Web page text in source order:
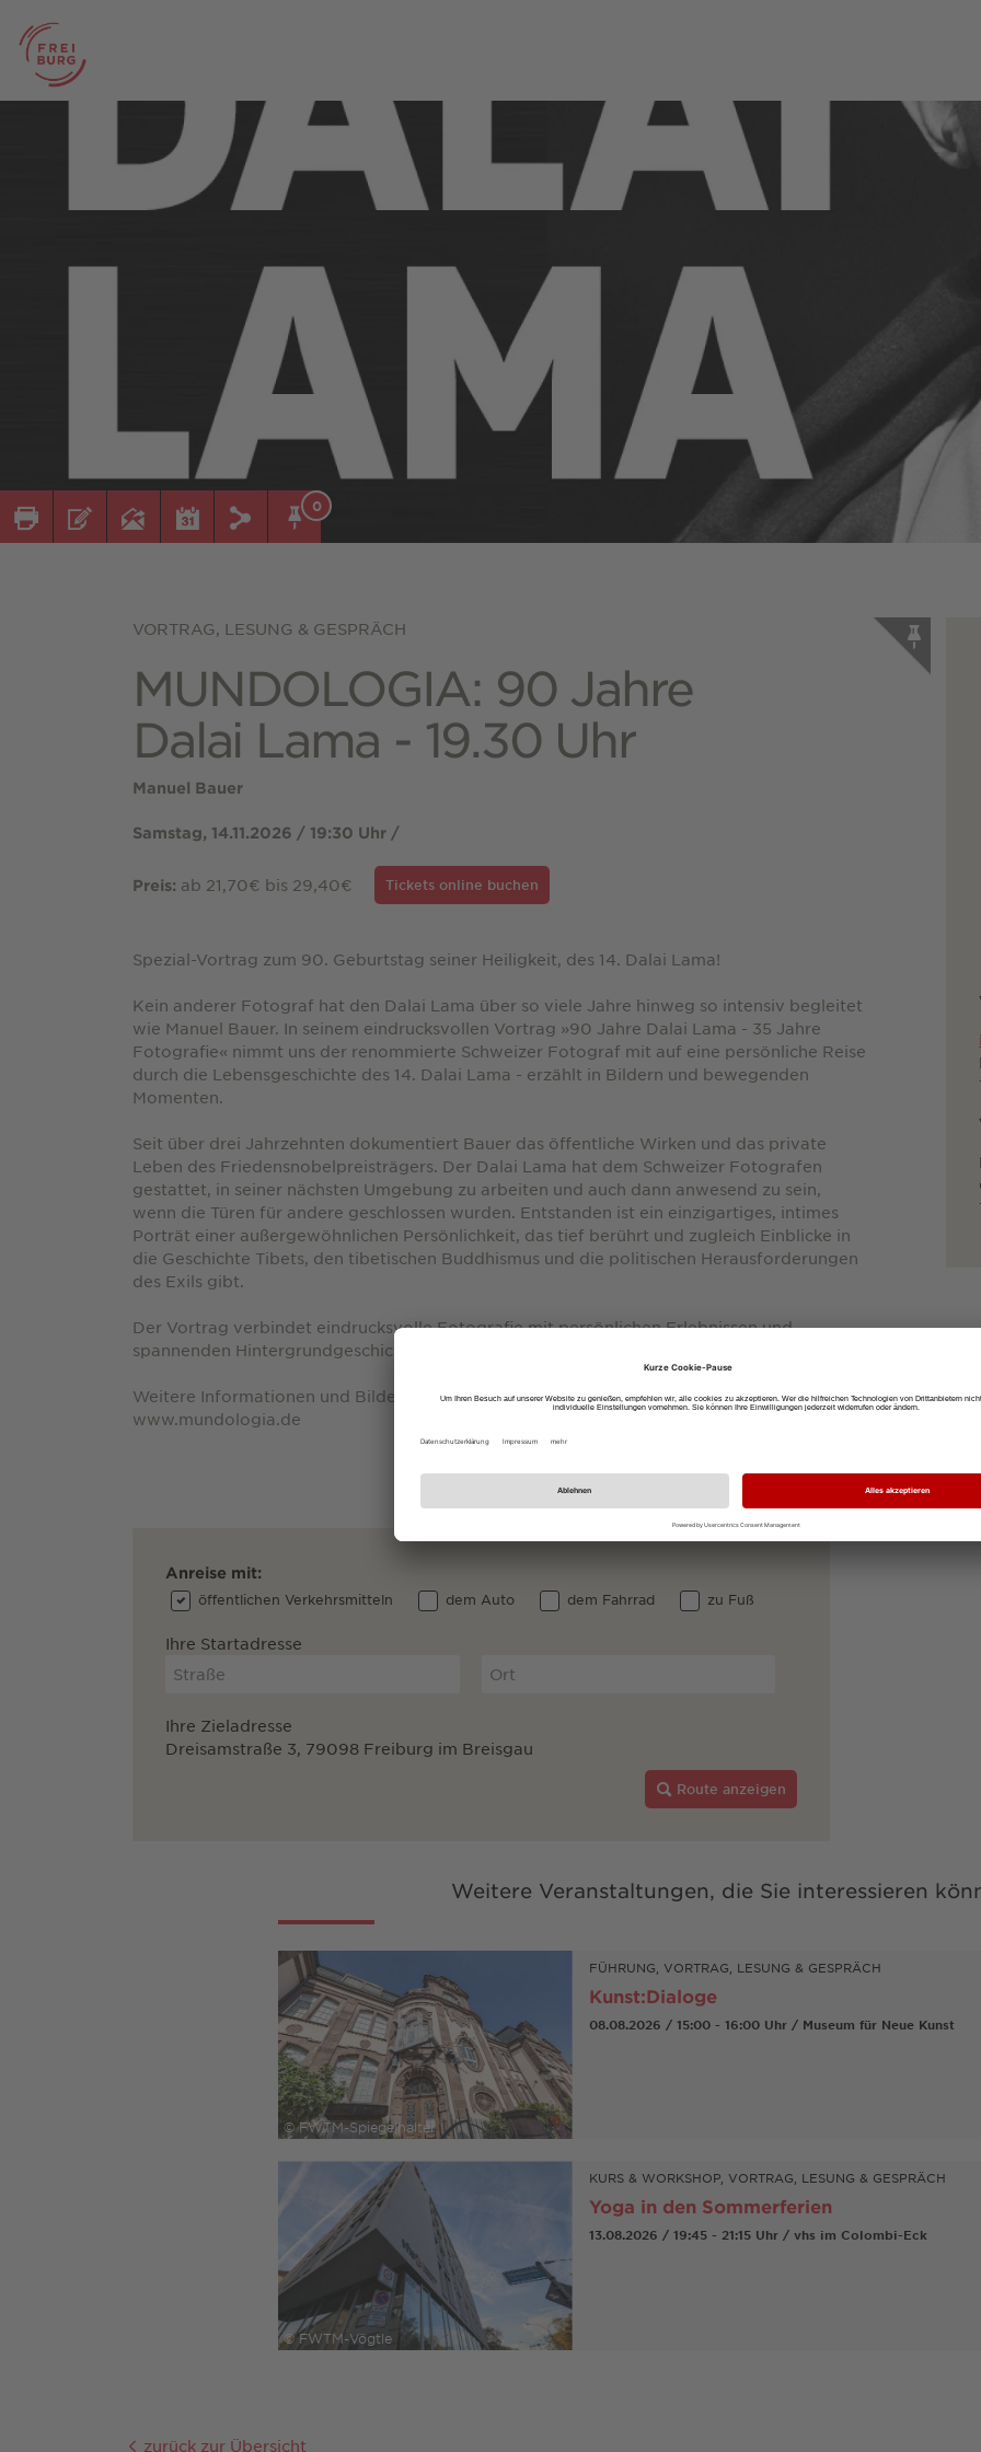
0
VORTRAG, LESUNG & GESPRÄCH
MUNDOLOGIA: 90 Jahre
Dalai Lama - 19.30 Uhr
Manuel Bauer
Samstag, 14.11.2026 / 19:30 Uhr /
Preis: ab 21,70€ bis 29,40€ Tickets online buchen
Spezial-Vortrag zum 90. Geburtstag seiner Heiligkeit, des 14. Dalai Lama!
Kein anderer Fotograf hat den Dalai Lama über so viele Jahre hinweg so intensiv begleitet
wie Manuel Bauer. In seinem eindrucksvollen Vortrag »90 Jahre Dalai Lama - 35 Jahre
Fotografie« nimmt uns der renommierte Schweizer Fotograf mit auf eine persönliche Reise
durch die Lebensgeschichte des 14. Dalai Lama - erzählt in Bildern und bewegenden
Momenten.
Seit über drei Jahrzehnten dokumentiert Bauer das öffentliche Wirken und das private
Leben des Friedensnobelpreisträgers. Der Dalai Lama hat dem Schweizer Fotografen
gestattet, in seiner nächsten Umgebung zu arbeiten und auch dann anwesend zu sein,
wenn die Türen für andere geschlossen wurden. Entstanden ist ein einzigartiges, intimes
Porträt einer außergewöhnlichen Persönlichkeit, das tief berührt und zugleich Einblicke in
die Geschichte Tibets, den tibetischen Buddhismus und die politischen Herausforderungen
des Exils gibt.
Der Vortrag verbindet eindrucksvolle Fotografie mit persönlichen Erlebnissen und
spannenden Hintergrundgeschichten.
Weitere Informationen und Bilder zu diesem MUNDOLOGIA-Vortrag finden Sie unter
www.mundologia.de
Anreise mit:
öffentlichen Verkehrsmitteln dem Auto dem Fahrrad zu Fuß
Ihre Startadresse
Ihre Zieladresse
Dreisamstraße 3, 79098 Freiburg im Breisgau
Route anzeigen
Weitere Veranstaltungen, die Sie interessieren
© FWTM-Spiegelhalter
FÜHRUNG, VORTRAG, LESUNG & GESPRÄCH
Kunst:Dialoge
08.08.2026 / 15:00 - 16:00 Uhr / Museum für Neue Kunst
© FWTM-Vögtle
KURS & WORKSHOP, VORTRAG, LESUNG & GESPRÄCH
Yoga in den Sommerferien
13.08.2026 / 19:45 - 21:15 Uhr / vhs im Colombi-Eck
zurück zur Übersicht